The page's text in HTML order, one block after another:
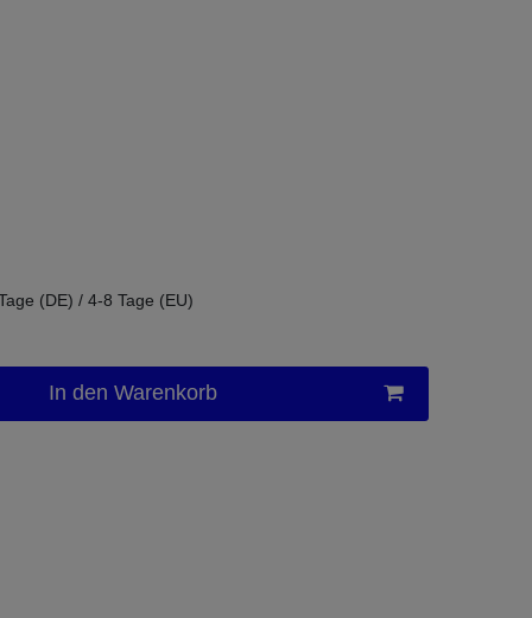
(DE) / 4-8 Tage (EU)
In den Warenkorb